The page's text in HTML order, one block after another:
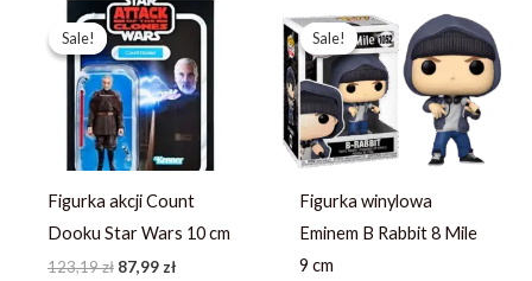
Sale!
Sale!
Figurka akcji Count
Dooku Star Wars 10 cm
123,19zł
Pierwotna
cena
wynosiła:
123,19 zł.
87,99 zł
Aktualna
cena
87,99 zł.
Sale!
Sale!
Figurka winylowa
Eminem B Rabbit 8 Mile
9 cm
cena
wynosiła:
97,99 zł.
Aktualna
cena
wynosi:
69,99 zł.